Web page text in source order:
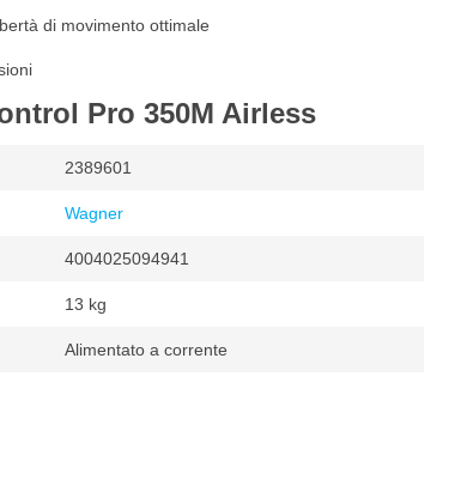
di movimento ottimale
Pro 350M Airless
2389601
Wagner
4004025094941
13 kg
Alimentato a corrente